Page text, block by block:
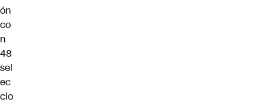
ón
co
n
48
sel
ec
cio